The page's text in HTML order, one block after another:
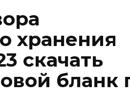
хранения
скачать
бланк